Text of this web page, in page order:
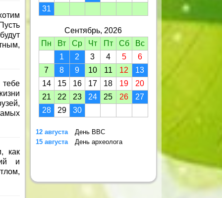
как
и
31
Сентябрь, 2026
Пн
Вт Ср Чт Пт Сб
Вс
1
2 3 4 5
6
7
8 9 10 11 12
13
14
15 16 17 18 19
20
21
22 23 24 25 26
27
28
29 30
12 августа
День ВВС
15 августа
День археолога